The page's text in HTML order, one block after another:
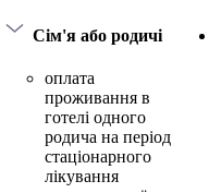
Сім'я або родичі
оплата
проживання в
готелі одного
родича на період
стаціонарного
лікування